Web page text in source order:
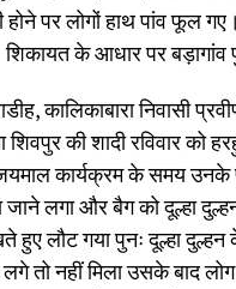
पर लोगों हाथ पांव फूल
के आधार पर बड़ागांव
कालिकाबारा निवासी
शिवपुर की शादी रविवार
जयमाल कार्यक्रम के समय
लगा और बैग को दूल्हा
लौट गया पुनः दूल्हा
तो नहीं मिला उसके बाद